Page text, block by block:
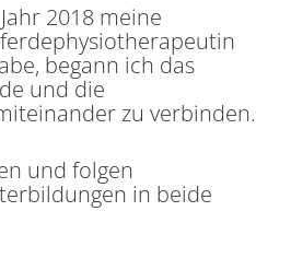
2018 meine
begann ich das
und die
zu verbinden.
und folgen
in beide